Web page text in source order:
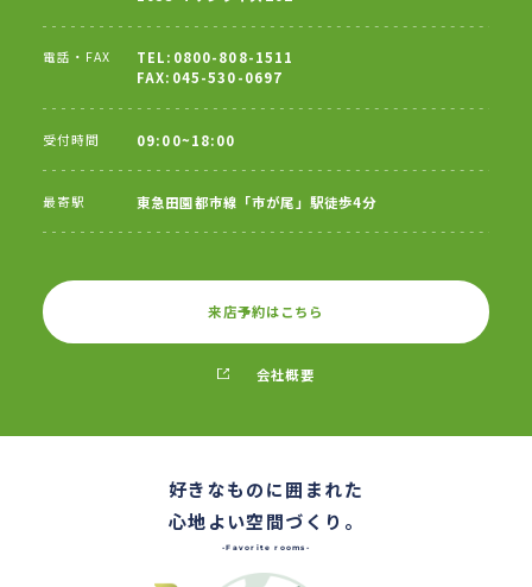
電話・FAX
TEL:0800-808-1511
FAX:045-530-0697
受付時間 09:00~18:00
最寄駅 東急田園都市線「市が尾」駅徒歩4分
来店予約はこちら
会社概要
好きなものに囲まれた
心地よい空間づくり。
-Favorite rooms-